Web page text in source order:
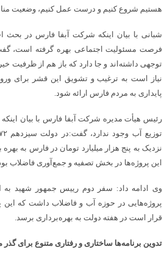
هستیم شروع کنیم و درست عمل کنیم، وضعیت
شبانی با بیان اینکه شرکت آبفا فارس در بحث
فرصت مسئولیت اجتماعی بهره گرفته است،
توجهی داشته‌اند و جا دارد که باز هم از ظرفیت
نیاز است به ترغیب و تشویق این قشر برای
پایداری به مردم فارس ارائه شود.
رئیس هیأت مدیره شرکت آبفا فارس با بیان
نزدیک به پنج هزار میلیارد تومان در فارس به
این پروژه‌ها در بخش تصفیه و جمع‌آوری فاضلاب
وی ادامه داد: سفر دوم رییس جمهور شهید به
پروژه‌هایی در حوزه آب و فاضلاب داشت که این
قرار است در هفته دولت به بهره‌برداری برسد.
تدوین برنامه‌ها ساختاری و رفتاری متنوع برای